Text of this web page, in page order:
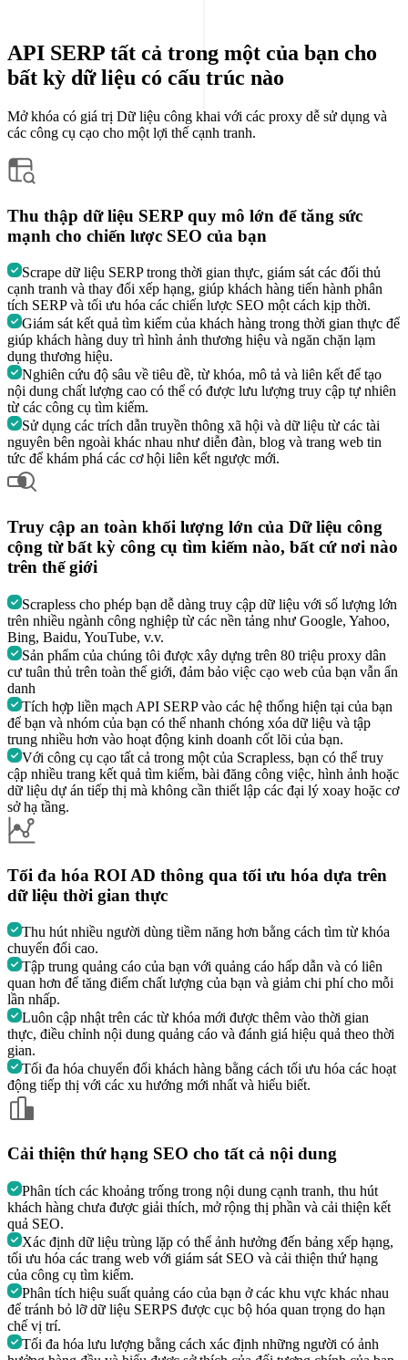
API SERP tất cả trong một của bạn cho
bất kỳ dữ liệu có cấu trúc nào
Mở khóa có giá trị Dữ liệu công khai với các proxy dễ sử dụng và
các công cụ cạo cho một lợi thế cạnh tranh.
Thu thập dữ liệu SERP quy mô lớn để tăng sức
mạnh cho chiến lược SEO của bạn
Scrape dữ liệu SERP trong thời gian thực, giám sát các đối thủ
cạnh tranh và thay đổi xếp hạng, giúp khách hàng tiến hành phân
tích SERP và tối ưu hóa các chiến lược SEO một cách kịp thời.
Giám sát kết quả tìm kiếm của khách hàng trong thời gian thực để
giúp khách hàng duy trì hình ảnh thương hiệu và ngăn chặn lạm
dụng thương hiệu.
Nghiên cứu độ sâu về tiêu đề, từ khóa, mô tả và liên kết để tạo
nội dung chất lượng cao có thể có được lưu lượng truy cập tự nhiên
từ các công cụ tìm kiếm.
Sử dụng các trích dẫn truyền thông xã hội và dữ liệu từ các tài
nguyên bên ngoài khác nhau như diễn đàn, blog và trang web tin
tức để khám phá các cơ hội liên kết ngược mới.
Truy cập an toàn khối lượng lớn của Dữ liệu công
cộng từ bất kỳ công cụ tìm kiếm nào, bất cứ nơi nào
trên thế giới
Scrapless cho phép bạn dễ dàng truy cập dữ liệu với số lượng lớn
trên nhiều ngành công nghiệp từ các nền tảng như Google, Yahoo,
Bing, Baidu, YouTube, v.v.
Sản phẩm của chúng tôi được xây dựng trên 80 triệu proxy dân
cư tuân thủ trên toàn thế giới, đảm bảo việc cạo web của bạn vẫn ẩn
danh
Tích hợp liền mạch API SERP vào các hệ thống hiện tại của bạn
để bạn và nhóm của bạn có thể nhanh chóng xóa dữ liệu và tập
trung nhiều hơn vào hoạt động kinh doanh cốt lõi của bạn.
Với công cụ cạo tất cả trong một của Scrapless, bạn có thể truy
cập nhiều trang kết quả tìm kiếm, bài đăng công việc, hình ảnh hoặc
dữ liệu dự án tiếp thị mà không cần thiết lập các đại lý xoay hoặc cơ
sở hạ tầng.
Tối đa hóa ROI AD thông qua tối ưu hóa dựa trên
dữ liệu thời gian thực
Thu hút nhiều người dùng tiềm năng hơn bằng cách tìm từ khóa
chuyển đổi cao.
Tập trung quảng cáo của bạn với quảng cáo hấp dẫn và có liên
quan hơn để tăng điểm chất lượng của bạn và giảm chi phí cho mỗi
lần nhấp.
Luôn cập nhật trên các từ khóa mới được thêm vào thời gian
thực, điều chỉnh nội dung quảng cáo và đánh giá hiệu quả theo thời
gian.
Tối đa hóa chuyển đổi khách hàng bằng cách tối ưu hóa các hoạt
động tiếp thị với các xu hướng mới nhất và hiểu biết.
Cải thiện thứ hạng SEO cho tất cả nội dung
Phân tích các khoảng trống trong nội dung cạnh tranh, thu hút
khách hàng chưa được giải thích, mở rộng thị phần và cải thiện kết
quả SEO.
Xác định dữ liệu trùng lặp có thể ảnh hưởng đến bảng xếp hạng,
tối ưu hóa các trang web với giám sát SEO và cải thiện thứ hạng
của công cụ tìm kiếm.
Phân tích hiệu suất quảng cáo của bạn ở các khu vực khác nhau
để tránh bỏ lỡ dữ liệu SERPS được cục bộ hóa quan trọng do hạn
chế vị trí.
Tối đa hóa lưu lượng bằng cách xác định những người có ảnh